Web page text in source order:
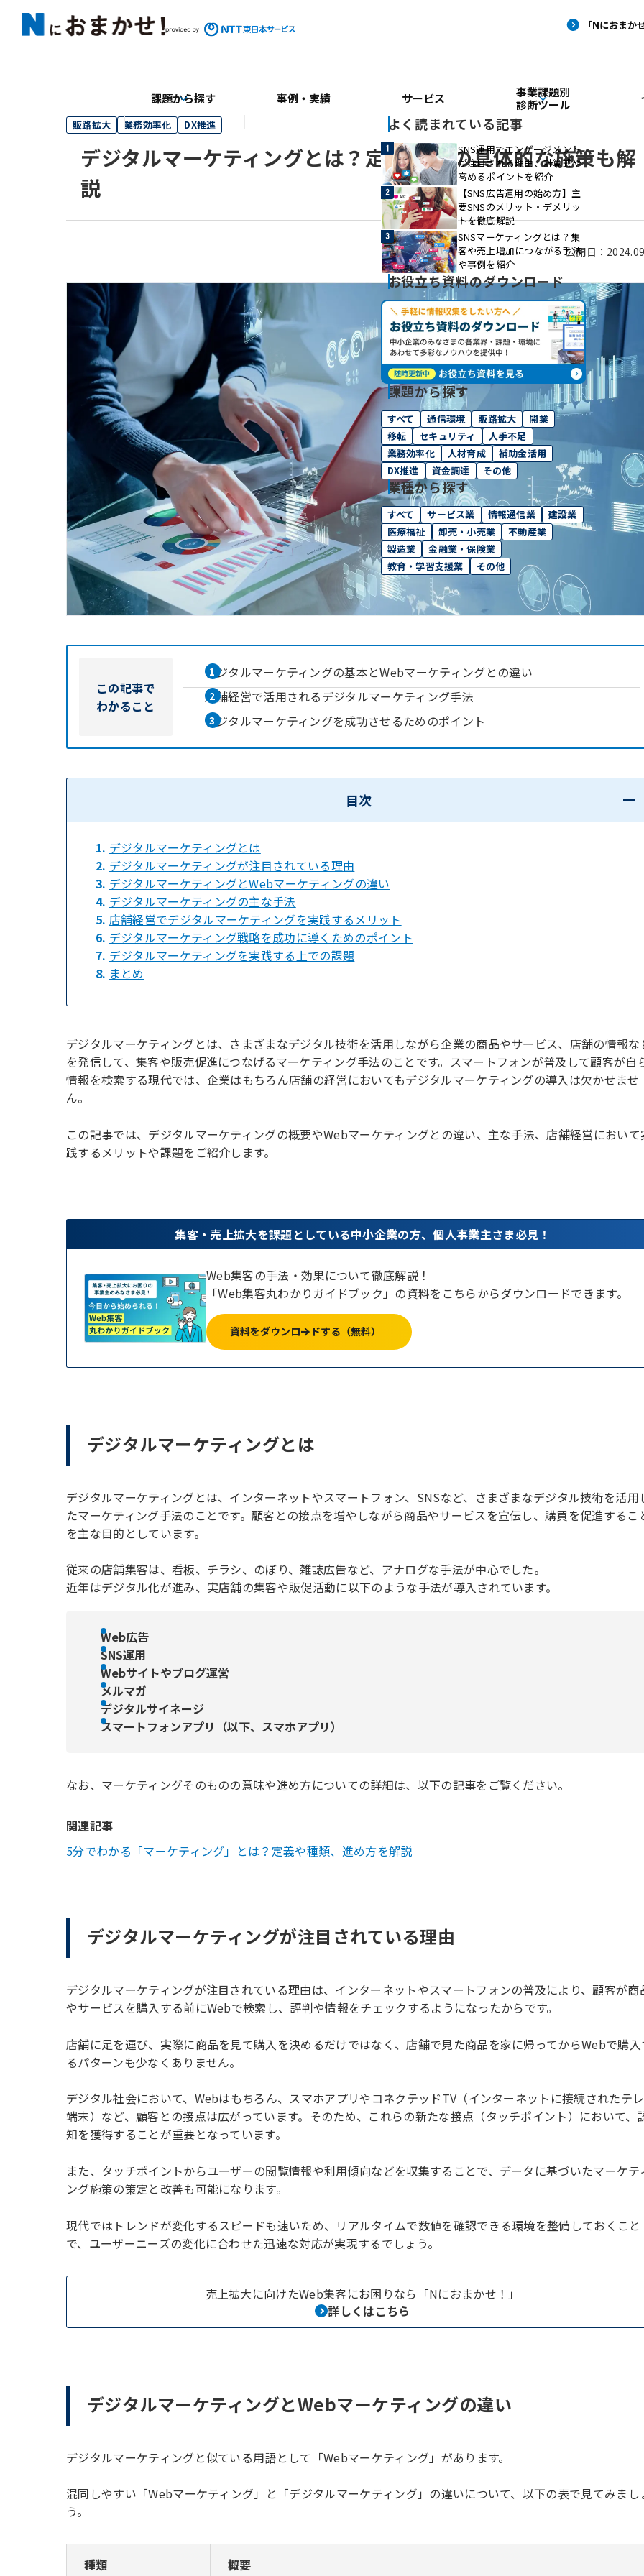
課題から探す 事例・実績 サービス
事業課題別
診断ツール
販路拡大 業務効率化 DX推進
デジタルマーケティングとは？定義や10の具体的な施策も解
説
公開日：
この記事で
わかること
デジタルマーケティングの基本とWebマーケティングとの違い
店舗経営で活用されるデジタルマーケティング手法
デジタルマーケティングを成功させるためのポイント
目次
1. デジタルマーケティングとは
2. デジタルマーケティングが注目されている理由
3. デジタルマーケティングとWebマーケティングの違い
4. デジタルマーケティングの主な手法
5. 店舗経営でデジタルマーケティングを実践するメリット
6. デジタルマーケティング戦略を成功に導くためのポイント
7. デジタルマーケティングを実践する上での課題
8. まとめ
デジタルマーケティングとは、さまざまなデジタル技術を活用しながら企業の商品やサービス、店舗の情報な
を発信して、集客や販売促進につなげるマーケティング手法のことです。スマートフォンが普及して顧客が自
情報を検索する現代では、企業はもちろん店舗の経営においてもデジタルマーケティングの導入は欠かせませ
ん。
この記事では、デジタルマーケティングの概要やWebマーケティングとの違い、主な手法、店舗経営において
践するメリットや課題をご紹介します。
集客・売上拡大を課題としている中小企業の方、個人事業主さま必見！
Web集客の手法・効果について徹底解説！
「Web集客丸わかりガイドブック」の資料をこちらからダウンロードできます。
資料をダウンロードする（無料）
デジタルマーケティングとは
デジタルマーケティングとは、インターネットやスマートフォン、SNSなど、さまざまなデジタル技術を活用
たマーケティング手法のことです。顧客との接点を増やしながら商品やサービスを宣伝し、購買を促進するこ
を主な目的としています。
従来の店舗集客は、看板、チラシ、のぼり、雑誌広告など、アナログな手法が中心でした。
近年はデジタル化が進み、実店舗の集客や販促活動に以下のような手法が導入されています。
Web広告
SNS運用
Webサイトやブログ運営
メルマガ
デジタルサイネージ
スマートフォンアプリ（以下、スマホアプリ）
なお、マーケティングそのものの意味や進め方についての詳細は、以下の記事をご覧ください。
関連記事
5分でわかる「マーケティング」とは？定義や種類、進め方を解説
デジタルマーケティングが注目されている理由
デジタルマーケティングが注目されている理由は、インターネットやスマートフォンの普及により、顧客が商
やサービスを購入する前にWebで検索し、評判や情報をチェックするようになったからです。
店舗に足を運び、実際に商品を見て購入を決めるだけではなく、店舗で見た商品を家に帰ってからWebで購
るパターンも少なくありません。
デジタル社会において、Webはもちろん、スマホアプリやコネクテッドTV（インターネットに接続されたテ
端末）など、顧客との接点は広がっています。そのため、これらの新たな接点（タッチポイント）において、
知を獲得することが重要となっています。
また、タッチポイントからユーザーの閲覧情報や利用傾向などを収集することで、データに基づいたマーケテ
ング施策の策定と改善も可能になります。
現代ではトレンドが変化するスピードも速いため、リアルタイムで数値を確認できる環境を整備しておくこと
で、ユーザーニーズの変化に合わせた迅速な対応が実現するでしょう。
売上拡大に向けたWeb集客にお困りなら「Nにおまかせ！」
詳しくはこちら
デジタルマーケティングとWebマーケティングの違い
デジタルマーケティングと似ている用語として「Webマーケティング」があります。
混同しやすい「Webマーケティング」と「デジタルマーケティング」の違いについて、以下の表で見てみまし
う。
種類 概要
よく読まれている記事
SNS運用でエンゲージメント
が注目される理由、計算式や
高めるポイントを紹介
【SNS広告運用の始め方】主
要SNSのメリット・デメリッ
トを徹底解説
SNSマーケティングとは？集
客や売上増加につながる手法
や事例を紹介
お役立ち資料のダウンロード
課題から探す
すべて 通信環境 販路拡大
開業
移転
セキュリティ
人手不足
業務効率化
人材育成
補助金活用
DX推進
資金調達 その他
業種から探す
すべて サービス業 情報通信業
建設業
医療福祉
卸売・小売業
不動産業
製造業
金融業・保険業
教育・学習支援業
その他